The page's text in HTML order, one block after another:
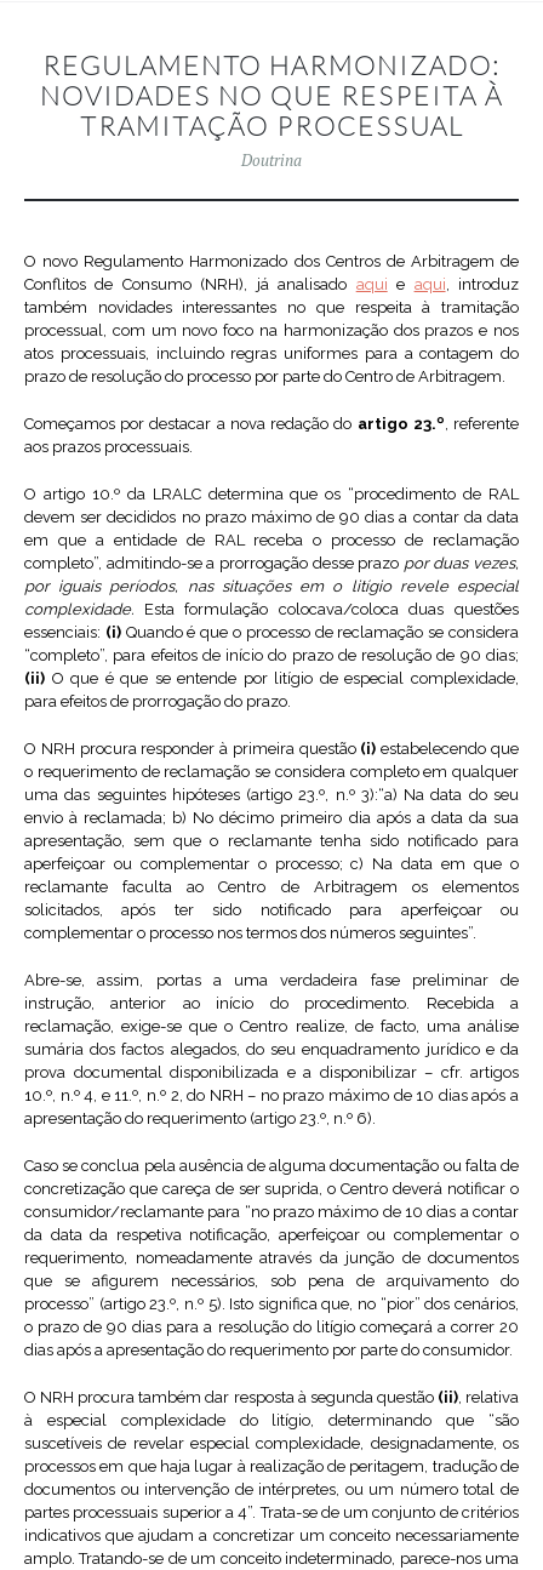
REGULAMENTO HARMONIZADO:
NOVIDADES NO QUE RESPEITA À
TRAMITAÇÃO PROCESSUAL
Doutrina
O novo Regulamento Harmonizado dos Centros de Arbitragem de
Conflitos de Consumo (NRH), já analisado aqui e aqui, introduz
também novidades interessantes no que respeita à tramitação
processual, com um novo foco na harmonização dos prazos e nos
atos processuais, incluindo regras uniformes para a contagem do
prazo de resolução do processo por parte do Centro de Arbitragem.
Começamos por destacar a nova redação do artigo 23.º, referente
aos prazos processuais.
O artigo 10.º da LRALC determina que os “procedimento de RAL
devem ser decididos no prazo máximo de 90 dias a contar da data
em que a entidade de RAL receba o processo de reclamação
completo”, admitindo-se a prorrogação desse prazo por duas vezes,
por iguais períodos, nas situações em o litígio revele especial
complexidade. Esta formulação colocava/coloca duas questões
essenciais: (i) Quando é que o processo de reclamação se considera
“completo”, para efeitos de início do prazo de resolução de 90 dias;
(ii) O que é que se entende por litígio de especial complexidade,
para efeitos de prorrogação do prazo.
O NRH procura responder à primeira questão (i)estabelecendo que
o requerimento de reclamação se considera completo em qualquer
uma das seguintes hipóteses (artigo 23.º, n.º 3):“a) Na data do seu
envio à reclamada; b) No décimo primeiro dia após a data da sua
apresentação, sem que o reclamante tenha sido notificado para
aperfeiçoar ou complementar o processo; c) Na data em que o
reclamante faculta ao Centro de Arbitragem os elementos
solicitados, após ter sido notificado para aperfeiçoar ou
complementar o processo nos termos dos números seguintes”.
Abre-se, assim, portas a uma verdadeira fase preliminar de
instrução, anterior ao início do procedimento. Recebida a
reclamação, exige-se que o Centro realize, de facto, uma análise
sumária dos factos alegados, do seu enquadramento jurídico e da
prova documental disponibilizada e a disponibilizar – cfr. artigos
10.º, n.º 4, e 11.º, n.º 2, do NRH – no prazo máximo de 10 dias após a
apresentação do requerimento (artigo 23.º, n.º 6).
Caso se conclua pela ausência de alguma documentação ou falta de
concretização que careça de ser suprida, o Centro deverá notificar o
consumidor/reclamante para “no prazo máximo de 10 dias a contar
da data da respetiva notificação, aperfeiçoar ou complementar o
requerimento, nomeadamente através da junção de documentos
que se afigurem necessários, sob pena de arquivamento do
processo” (artigo 23.º, n.º 5). Isto significa que, no “pior” dos cenários,
o prazo de 90 dias para a resolução do litígio começará a correr 20
dias após a apresentação do requerimento por parte do consumidor.
O NRH procura também dar resposta à segunda questão (ii), relativa
à especial complexidade do litígio, determinando que “são
suscetíveis de revelar especial complexidade, designadamente, os
processos em que haja lugar à realização de peritagem, tradução de
documentos ou intervenção de intérpretes, ou um número total de
partes processuais superior a 4”. Trata-se de um conjunto de critérios
indicativos que ajudam a concretizar um conceito necessariamente
amplo. Tratando-se de um conceito indeterminado, parece-nos uma